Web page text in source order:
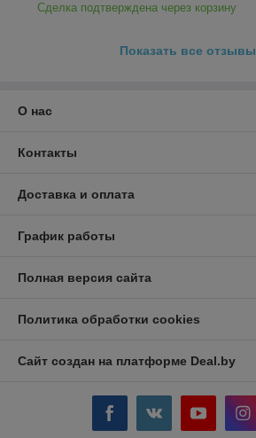
Сделка подтверждена через корзину
Показать все отзывы
О нас
Контакты
Доставка и оплата
График работы
Полная версия сайта
Политика обработки cookies
Сайт создан на платформе Deal.by